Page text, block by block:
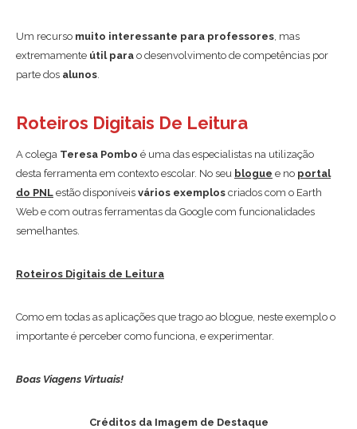
Um recurso muito interessante para professores , mas
extremamente útil para o desenvolvimento de competências por
parte dos alunos
Roteiros Digitais De Leitura
A colega Teresa Pombo é uma das especialistas na utilização
desta ferramenta em contexto escolar. No seu blogue e no portal
do PNL estão disponíveis vários exemplos criados com o Earth
Web e com outras ferramentas da Google com funcionalidades
semelhantes.
Roteiros Digitais de Leitura
Como em todas as aplicações que trago ao blogue, neste exemplo o
importante é perceber como funciona, e experimentar.
Boas Viagens Virtuais!
Créditos da Imagem de Destaque